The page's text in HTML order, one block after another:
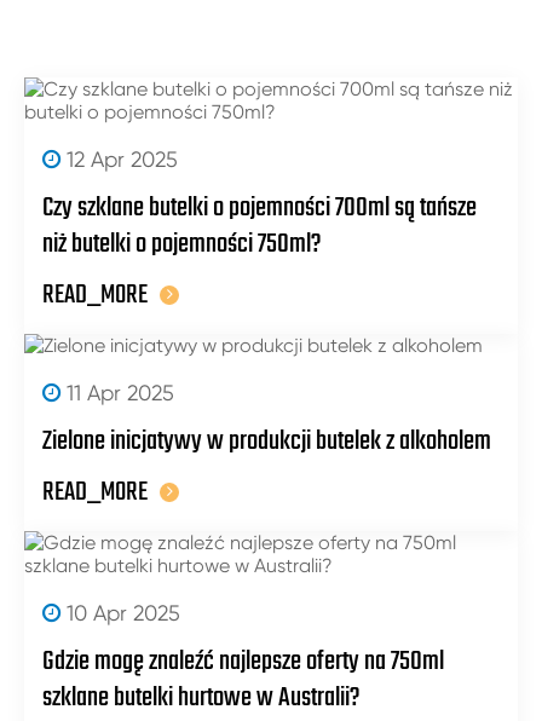
12 Apr 2025
Czy szklane butelki o pojemności 700ml są tańsze
niż butelki o pojemności 750ml?
READ_MORE
11 Apr 2025
Zielone inicjatywy w produkcji butelek z alkoholem
READ_MORE
10 Apr 2025
Gdzie mogę znaleźć najlepsze oferty na 750ml
szklane butelki hurtowe w Australii?